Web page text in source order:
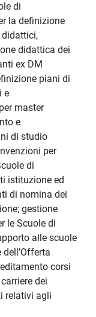
di
la definizione
didattica dei
ex DM
piani di
e
master
e
di studio
per
di
istituzione ed
di nomina dei
gestione
le Scuole di
alle scuole
corsi
dei
relativi agli